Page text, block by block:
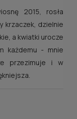
2015, rosła
krzaczek, dzielnie
a kwiatki urocze
każdemu - mnie
przezimuje i w